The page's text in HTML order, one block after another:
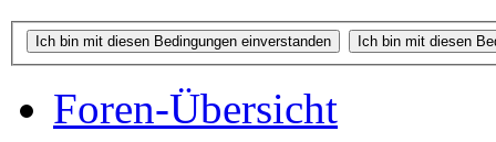
Foren-Übersicht